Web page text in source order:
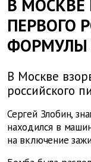
В
ПЕРВОГО
ФОРМУЛЫ
В Москве
российского
Сергей Злобин,
находился в
на включение